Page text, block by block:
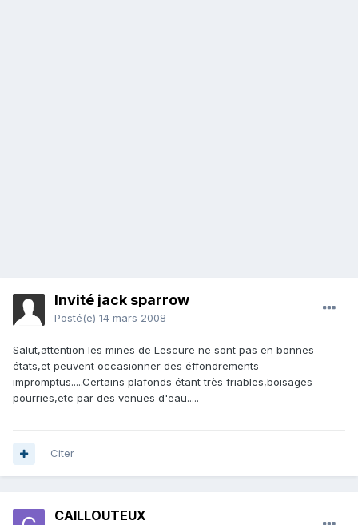
Invité jack sparrow
Posté(e) 14 mars 2008
Salut,attention les mines de Lescure ne sont pas en bonnes
états,et peuvent occasionner des éffondrements
impromptus.....Certains plafonds étant très friables,boisages
pourries,etc par des venues d'eau.....
Citer
CAILLOUTEUX